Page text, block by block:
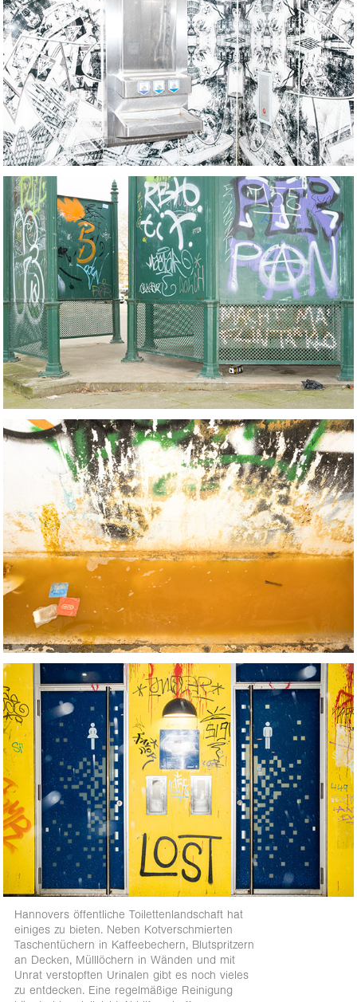
Hannovers öffentliche Toilettenlandschaft hat
einiges zu bieten. Neben Kotverschmierten
Taschentüchern in Kaffeebechern, Blutspritzern
an Decken, Mülllöchern in Wänden und mit
Unrat verstopften Urinalen gibt es noch vieles
zu entdecken. Eine regelmäßige Reinigung